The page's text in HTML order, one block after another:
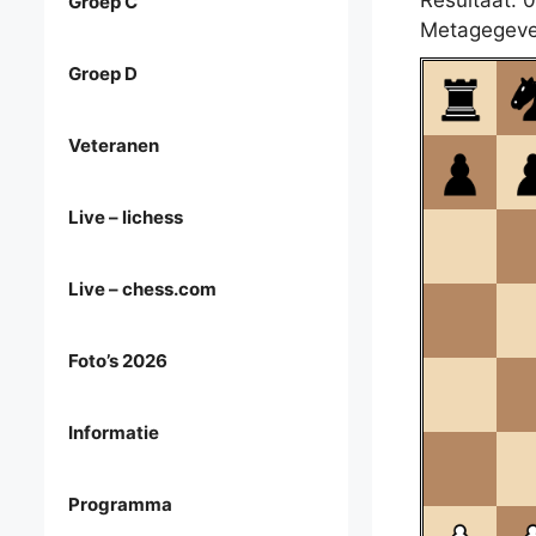
Groep D
Veteranen
Live – lichess
Live – chess.com
Foto’s 2026
Informatie
Programma